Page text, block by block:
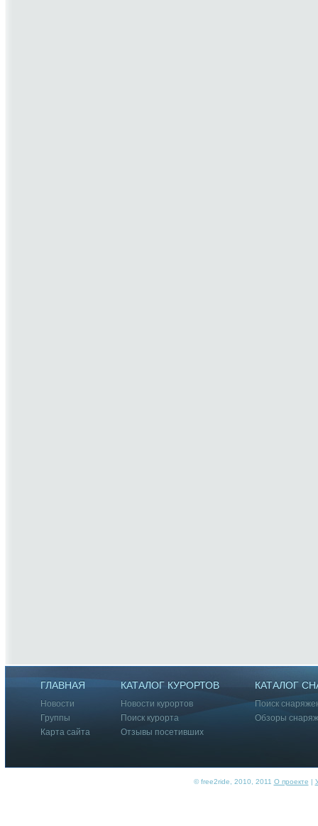
ГЛАВНАЯ
Новости
Группы
Карта сайта
КАТАЛОГ КУРОРТОВ
Новости курортов
Поиск курорта
Отзывы посетивших
КАТАЛОГ
Поиск
Обзоры
© free2ride, 2010, 2011 О проекте |